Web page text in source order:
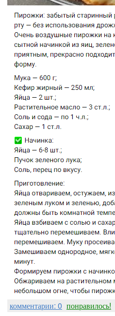
комментарии: 0 понравилось!